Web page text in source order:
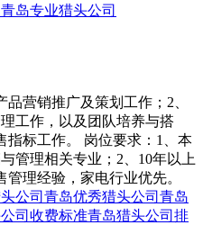
青岛专业猎头公司
营销推广及策划工作；2、
工作，以及团队培养与搭
指标工作。 岗位要求：1、本
管理相关专业；2、10年以上
理经验，家电行业优先。
公司 青岛优秀猎头公司 青岛
司收费标准青岛猎头公司排